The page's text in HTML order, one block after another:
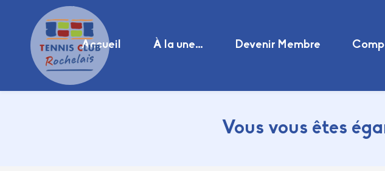
Accueil À la une… Devenir Membre
Vous vous êtes